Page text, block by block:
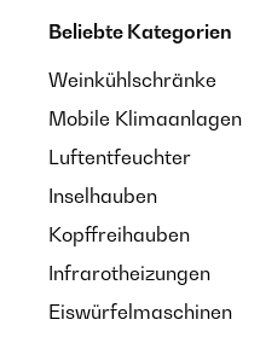
Beliebte Kategorien
Weinkühlschränke
Mobile Klimaanlagen
Luftentfeuchter
Inselhauben
Kopffreihauben
Infrarotheizungen
Eiswürfelmaschinen